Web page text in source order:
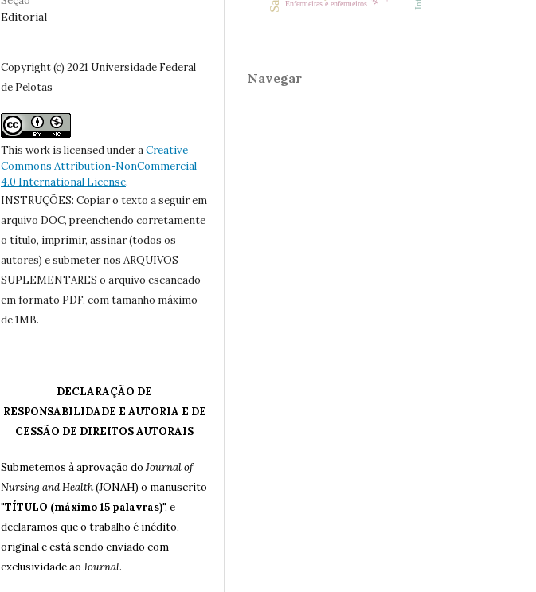
Editorial
Copyright (c) 2021 Universidade Federal
de Pelotas
This work is licensed under aCreative
Commons Attribution-NonCommercial
4.0 International License.
INSTRUÇÕES: Copiar o texto a seguir em
arquivo DOC, preenchendo corretamente
o título, imprimir, assinar (todos os
autores) e submeter nos ARQUIVOS
SUPLEMENTARES o arquivo escaneado
em formato PDF, com tamanho máximo
de 1MB.
DECLARAÇÃO DE
RESPONSABILIDADE E AUTORIA E DE
CESSÃO DE DIREITOS AUTORAIS
Submetemos à aprovação do Journal of
Nursing and Health(JONAH) o manuscrito
"TÍTULO (máximo 15 palavras)", e
declaramos que o trabalho é inédito,
original e está sendo enviado com
exclusividade ao Journal.
Enfermeiras e enfermeiros
Navegar